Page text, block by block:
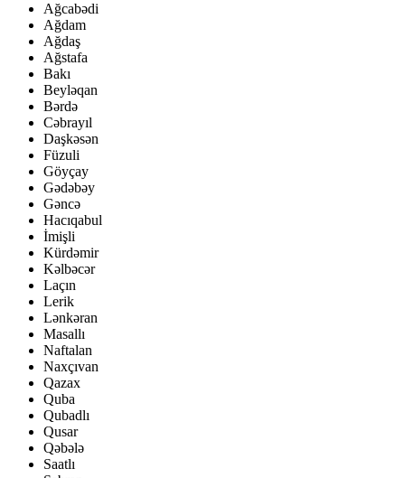
Ağcabədi
Ağdam
Ağdaş
Ağstafa
Bakı
Beyləqan
Bərdə
Cəbrayıl
Daşkəsən
Füzuli
Göyçay
Gədəbəy
Gəncə
Hacıqabul
İmişli
Kürdəmir
Kəlbəcər
Laçın
Lerik
Lənkəran
Masallı
Naftalan
Naxçıvan
Qazax
Quba
Qubadlı
Qusar
Qəbələ
Saatlı